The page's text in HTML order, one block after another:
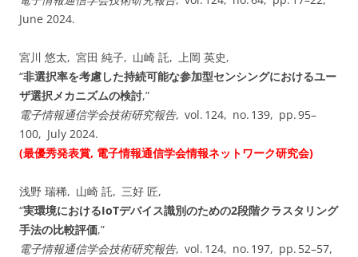
June 2024.
宮川 悠太, 宮田 純子, 山崎 託, 上岡 英史,
“非選択率を考慮した持続可能な参加型センシングにおけるユー
ザ選択メカニズムの検討,”
電子情報通信学会技術研究報告, vol. ⁠124, no. ⁠139, pp. 95–
100, July 2024.
(最優秀発表賞, 電子情報通信学会情報ネットワーク研究会)
浅野 瑞稀, 山崎 託, 三好 匠,
“実環境におけるIoTデバイス識別のための2段階クラスタリング
手法の比較評価,”
電子情報通信学会技術研究報告, vol. ⁠124, no. ⁠197, pp. 52–57,